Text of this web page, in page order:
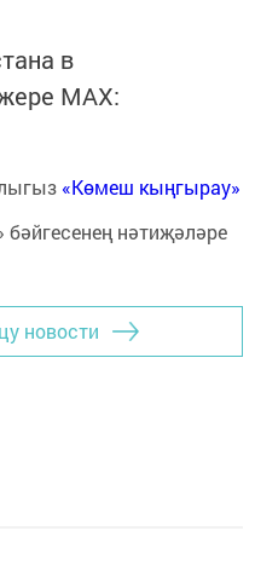
в
MАХ:
«Көмеш кыңгырау»
новости